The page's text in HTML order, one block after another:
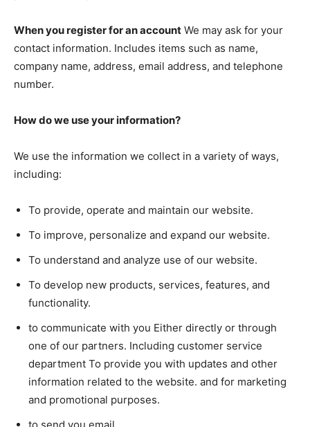
When you register for an account We may ask for your
contact information. Includes items such as name,
company name, address, email address, and telephone
number.
How do we use your information?
We use the information we collect in a variety of ways,
including:
To provide, operate and maintain our website.
To improve, personalize and expand our website.
To understand and analyze use of our website.
To develop new products, services, features, and
functionality.
to communicate with you Either directly or through
one of our partners. Including customer service
department To provide you with updates and other
information related to the website. and for marketing
and promotional purposes.